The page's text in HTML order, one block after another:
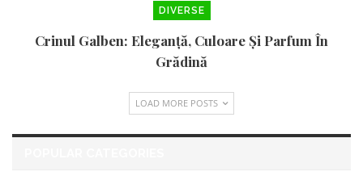
DIVERSE
Crinul Galben: Eleganță, Culoare Și Parfum În
Grădină
LOAD MORE POSTS